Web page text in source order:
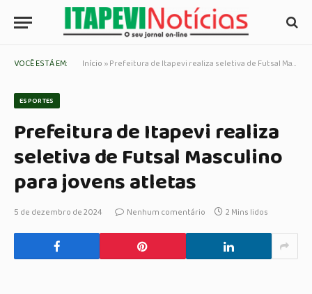
VOCÊ ESTÁ EM: Início »Prefeitura de Itapevi realiza seletiva de Futsal Masculino para jovens atletas
ESPORTES
Prefeitura de Itapevi realiza
seletiva de Futsal Masculino
para jovens atletas
5 de dezembro de 2024 Nenhum comentário 2 Mins lidos